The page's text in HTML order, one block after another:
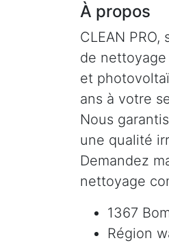
À propos
CLEAN
de
et
ans à votre
Nous
une qualité
Demandez
nettoyage
1367
Région